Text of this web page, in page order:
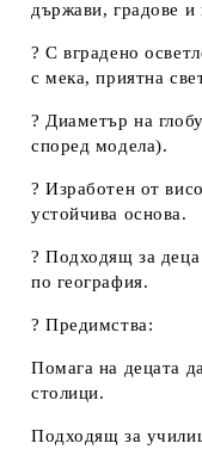
държави, градове и
?С вградено
с мека, приятна
? Диаметър на
според модела).
? Изработен от
устойчива основа.
? Подходящ за деца
по география.
?Предимства:
Помага на децата
столици.
Подходящ за